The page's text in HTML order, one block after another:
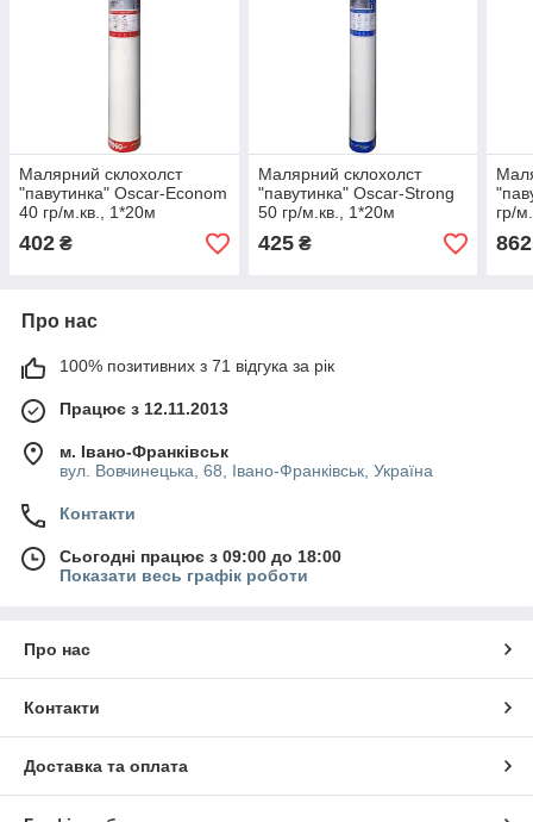
Малярний склохолст
"павутинка" Oscar-Econom
40 гр/м.кв., 1*20м
402 ₴
Малярний склохолст
"павутинка" Oscar-Strong
50 гр/м.кв., 1*20м
425₴
гр/
862
Про нас
100% позитивних з 71 відгука за рік
Працює з 12.11.2013
м. Івано-Франківськ
вул. Вовчинецька, 68, Івано-Франківськ, Україна
Контакти
Сьогодні працює з 09:00 до 18:00
Показати весь графік роботи
Про нас
Контакти
Доставка та оплата